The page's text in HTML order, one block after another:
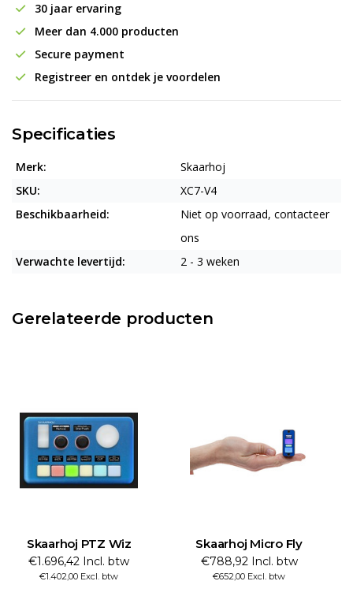
30 jaar ervaring
Meer dan 4.000 producten
Secure payment
Registreer en ontdek je voordelen
Specificaties
Merk:
Skaarhoj
SKU:
XC7-V4
Beschikbaarheid:
Niet op voorraad, contacteer
ons
Verwachte levertijd:
2 - 3 weken
Gerelateerde producten
Skaarhoj PTZ Wiz
€1.696,42 Incl. btw
€1.402,00 Excl. btw
Skaarhoj Micro Fly
€788,92 Incl. btw
€652,00 Excl. btw